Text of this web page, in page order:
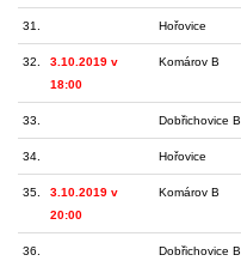
31. Hořovice
32.
3.10.2019 v
18:00
Komárov B
33. Dobřichovice B
34. Hořovice
35.
3.10.2019 v
20:00
Komárov B
36. Dobřichovice B